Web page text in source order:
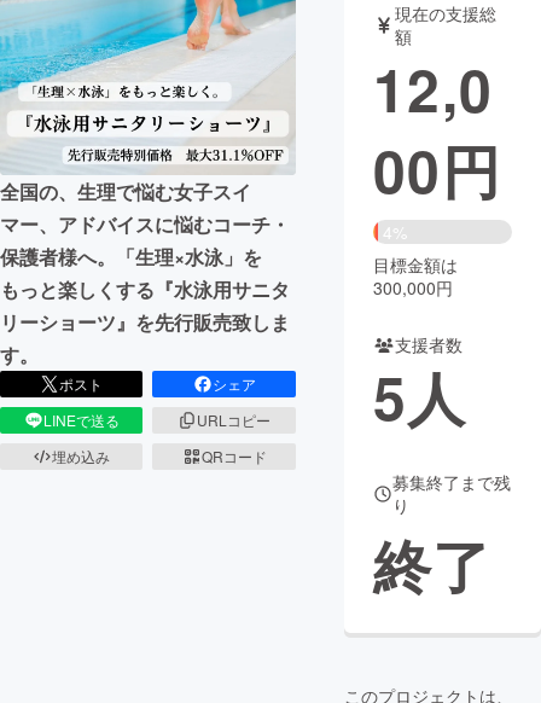
テクノロジー・ガジェット
映像・映画 書籍・雑誌
ビジネス・起業 チャレンジ
まちづくり・地域活性化
CAMPFIRE for Social Good
CAMPFIRE Creation
CAMPFIREふるさと納税machi-ya コミュニティ
全国の、生理で悩む女子スイ
マー、アドバイスに悩むコーチ・
保護者様へ。「生理×水泳」を
もっと楽しくする『水泳用サニタ
リーショーツ』を先行販売致しま
す。
ポスト
シェア
LINEで送る
URLコピー
埋め込み
QRコード
現在の支援総
額
12,0
00円
4%
目標金額は
300,000円
支援者数
5人
募集終了まで残
り
終了
このプロジェクトは、